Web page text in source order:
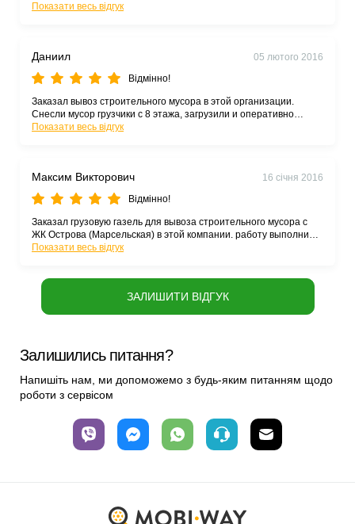
мусор загрузили их грузчики. Цены приемлемые но не низкие. В
Показати весь відгук
Даниил
05 лютого 2016
Відмінно!
Заказал вывоз строительного мусора в этой организации.
Снесли мусор грузчики с 8 этажа, загрузили и оперативно
вывезли. Тарифы низкие. Так держать.
Показати весь відгук
Максим Викторович
16 січня 2016
Відмінно!
Заказал грузовую газель для вывоза строительного мусора с
ЖК Острова (Марсельская) в этой компании. работу выполнили
хорошо, грузчики сами собрали мусор, погрузили в мешки и
Показати весь відгук
ЗАЛИШИТИ ВІДГУК
Залишились питання?
Напишіть нам, ми допоможемо з будь-яким питанням щодо
роботи з сервісом